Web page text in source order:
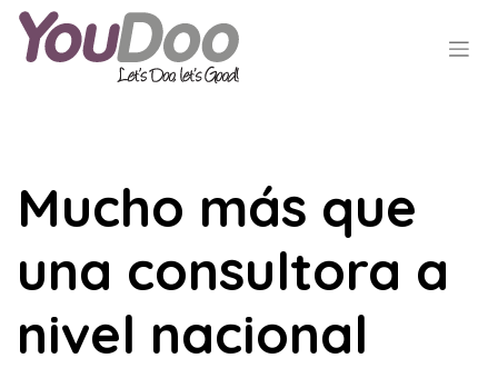
Mucho más que
una consultora a
nivel nacional